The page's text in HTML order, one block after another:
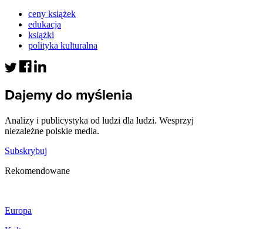
ceny książek
edukacja
książki
polityka kulturalna
Dajemy do myślenia
Analizy i publicystyka od ludzi dla ludzi. Wesprzyj
niezależne polskie media.
Subskrybuj
Rekomendowane
Europa